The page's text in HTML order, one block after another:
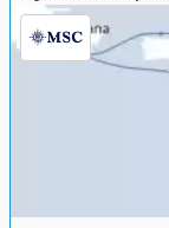
Porti